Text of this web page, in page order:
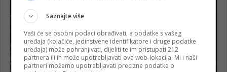
Saznajte više
Vaši će se osobni podaci obrađivati, a podatke s vašeg
uređaja (kolačiće, jedinstvene identifikatore i druge podatke
uređaja) može pohranjivati, dijeliti te im pristupati 212
partnera ili ih može upotrebljavati ova web-lokacija. Mi i naši
partneri možemo upotrebljavati precizne podatke o